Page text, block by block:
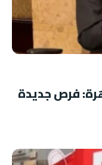
فرص جديدة